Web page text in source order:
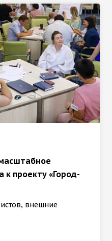
к проекту «Город-
внешние